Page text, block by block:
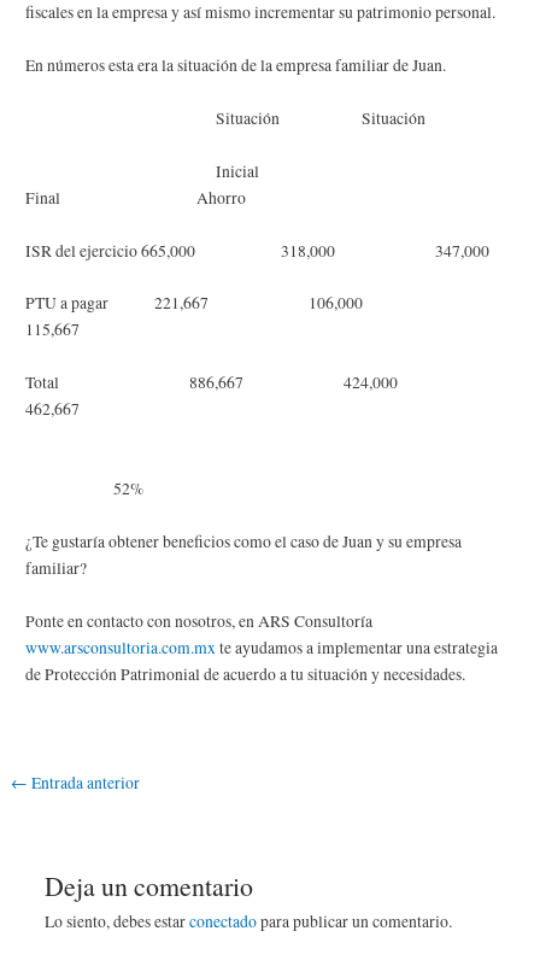
fiscales en la empresa y así mismo incrementar su patrimonio personal.
En números esta era la situación de la empresa familiar de Juan.
Situación Situación
Inicial
Final Ahorro
ISR del ejercicio 665,000 318,000 347,000
PTU a pagar 221,667 106,000
115,667
Total 886,667 424,000
462,667
52%
¿Te gustaría obtener beneficios como el caso de Juan y su empresa
familiar?
Ponte en contacto con nosotros, en ARS Consultoría
www.arsconsultoria.com.mxte ayudamos a implementar una estrategia
de Protección Patrimonial de acuerdo a tu situación y necesidades.
← Entrada anterior
Deja un comentario
Lo siento, debes estarconectadopara publicar un comentario.